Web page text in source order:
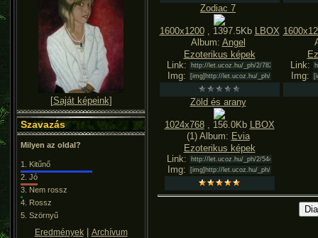
[Saját képeink]
Szavazás
Milyen az oldal?
1. Kitűnő
2. Jó
3. Nem rossz
4. Rossz
5. Szörnyű
Eredmények| Archívum
Zodiac 7
1600x1200, 1397.5Kb LBOX
Album: Angel
Ezoterikus képek
Link:
Img:
Link:
Img:
Zöld és arany
1024x768, 156.0Kb LBOX
(1) Album: Evia
Ezoterikus képek
Link:
Img: